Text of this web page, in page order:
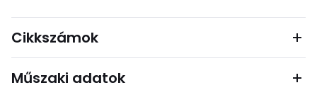
Cikkszámok
Műszaki adatok